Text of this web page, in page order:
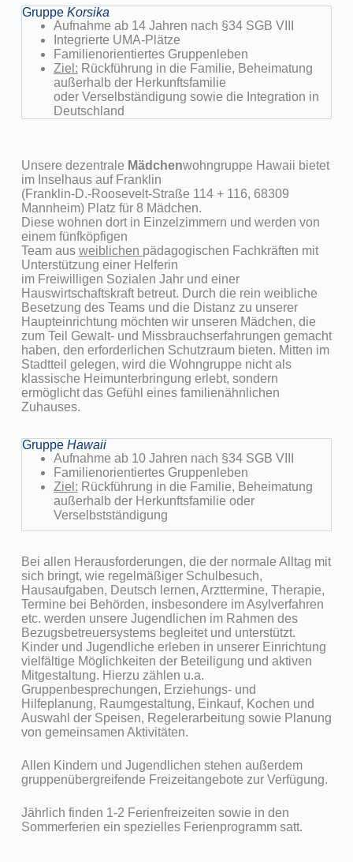
Gruppe Korsika
Aufnahme ab 14 Jahren nach §34 SGB VIII
Integrierte UMA-Plätze
Familienorientiertes Gruppenleben
Ziel: Rückführung in die Familie, Beheimatung
außerhalb der Herkunftsfamilie
oder Verselbständigung sowie die Integration in
Deutschland
Unsere dezentrale Mädchenwohngruppe Hawaii bietet
im Inselhaus auf Franklin
(Franklin-D.-Roosevelt-Straße 114 + 116, 68309
Mannheim) Platz für 8 Mädchen.
Diese wohnen dort in Einzelzimmern und werden von
einem fünfköpfigen
Team aus weiblichen pädagogischen Fachkräften mit
Unterstützung einer Helferin
im Freiwilligen Sozialen Jahr und einer
Hauswirtschaftskraft betreut. Durch die rein weibliche
Besetzung des Teams und die Distanz zu unserer
Haupteinrichtung möchten wir unseren Mädchen, die
zum Teil Gewalt- und Missbrauchserfahrungen gemacht
haben, den erforderlichen Schutzraum bieten. Mitten im
Stadtteil gelegen, wird die Wohngruppe nicht als
klassische Heimunterbringung erlebt, sondern
ermöglicht das Gefühl eines familienähnlichen
Zuhauses.
Gruppe Hawaii
Aufnahme ab 10 Jahren nach §34 SGB VIII
Familienorientiertes Gruppenleben
Ziel: Rückführung in die Familie, Beheimatung
außerhalb der Herkunftsfamilie oder
Verselbstständigung
Bei allen Herausforderungen, die der normale Alltag mit
sich bringt, wie regelmäßiger Schulbesuch,
Hausaufgaben, Deutsch lernen, Arzttermine, Therapie,
Termine bei Behörden, insbesondere im Asylverfahren
etc. werden unsere Jugendlichen im Rahmen des
Bezugsbetreuersystems begleitet und unterstützt.
Kinder und Jugendliche erleben in unserer Einrichtung
vielfältige Möglichkeiten der Beteiligung und aktiven
Mitgestaltung. Hierzu zählen u.a.
Gruppenbesprechungen, Erziehungs- und
Hilfeplanung, Raumgestaltung, Einkauf, Kochen und
Auswahl der Speisen, Regelerarbeitung sowie Planung
von gemeinsamen Aktivitäten.
Allen Kindern und Jugendlichen stehen außerdem
gruppenübergreifende Freizeitangebote zur Verfügung.
Jährlich finden 1-2 Ferienfreizeiten sowie in den
Sommerferien ein spezielles Ferienprogramm satt.